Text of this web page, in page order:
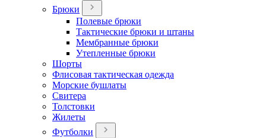
Брюки
Полевые брюки
Тактические брюки и штаны
Мембранные брюки
Утепленные брюки
Шорты
Флисовая тактическая одежда
Морские бушлаты
Свитера
Толстовки
Жилеты
Футболки